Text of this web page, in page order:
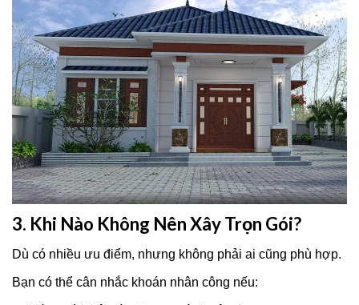
3. Khi Nào Không Nên Xây Trọn Gói?
Dù có nhiều ưu điểm, nhưng không phải ai cũng phù hợp.
Bạn có thể cân nhắc khoán nhân công nếu: